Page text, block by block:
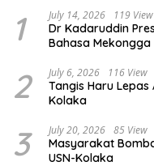
1 July 14, 2026 119 View
Dr Kadaruddin
Bahasa
2 July 6, 2026 116 View
Tangis Haru
Kolaka
3 July 20, 2026 85 View
Masyarakat
USN-Kolaka